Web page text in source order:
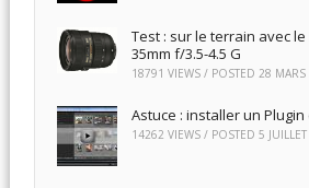
Test : sur le terrain avec le
35mm f/3.5-4.5 G
18791 VIEWS / POSTED 28 MARS
Astuce : installer un
14262 VIEWS / POSTED 5